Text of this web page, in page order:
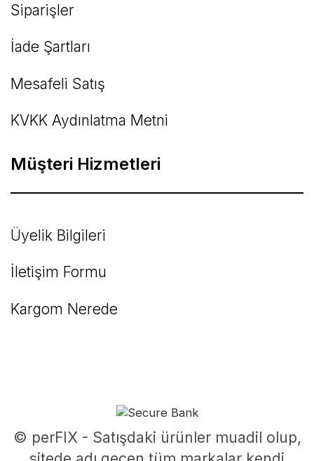
Siparişler
İade Şartları
Mesafeli Satış
KVKK Aydınlatma Metni
Müşteri Hizmetleri
Üyelik Bilgileri
İletişim Formu
Kargom Nerede
© perFIX - Satışdaki ürünler muadil olup,